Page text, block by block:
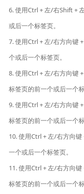
6. 使用Ctrl + 左/右Shift +
或后一个标签页。
7. 使用Ctrl + 左/右方向键
个或后一个标签页。
8. 使用Ctrl + 左/右方向键
标签页的前一个或后一个标
9. 使用Ctrl + 左/右方向键
标签页的前一个或后一个标
10. 使用Ctrl + 左/右方向
一个或后一个标签页。
11. 使用Ctrl + 左/右方向
标签页的前一个或后一个标